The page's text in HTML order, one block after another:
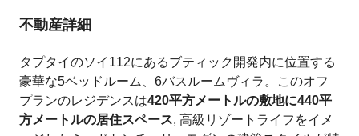
不動産詳細
タプタイのソイ112にあるブティック開発内に位置する
豪華な5ベッドルーム、6バスルームヴィラ。このオフ
プランのレジデンスは420平方メートルの敷地に440平
方メートルの居住スペース, 高級リゾートライフをイメ